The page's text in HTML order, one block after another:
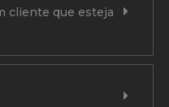
cliente que esteja